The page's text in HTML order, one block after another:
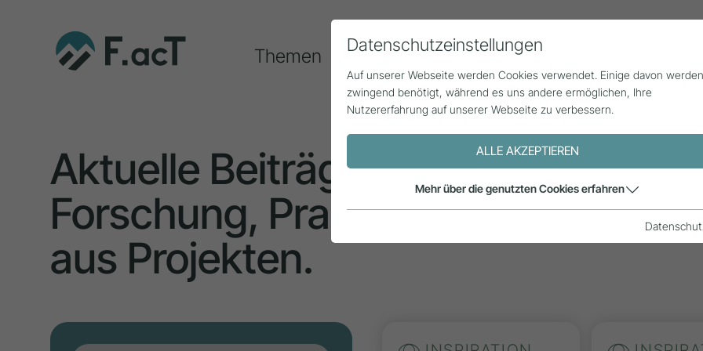
Themen Alle Beiträge Statistik
Aktuelle Beiträge aus der
Forschung, Praxis und
aus Projekten.
Datenschutzeinstellungen
Auf unserer Webseite werden Cookies verwendet. Einige davon werden
zwingend benötigt, während es uns andere ermöglichen, Ihre
Nutzererfahrung auf unserer Webseite zu verbessern.
ALLE AKZEPTIEREN
Mehr über die genutzten Cookies erfahren